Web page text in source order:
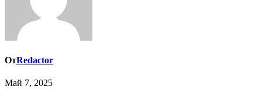
ОтRedactor
Май 7, 2025